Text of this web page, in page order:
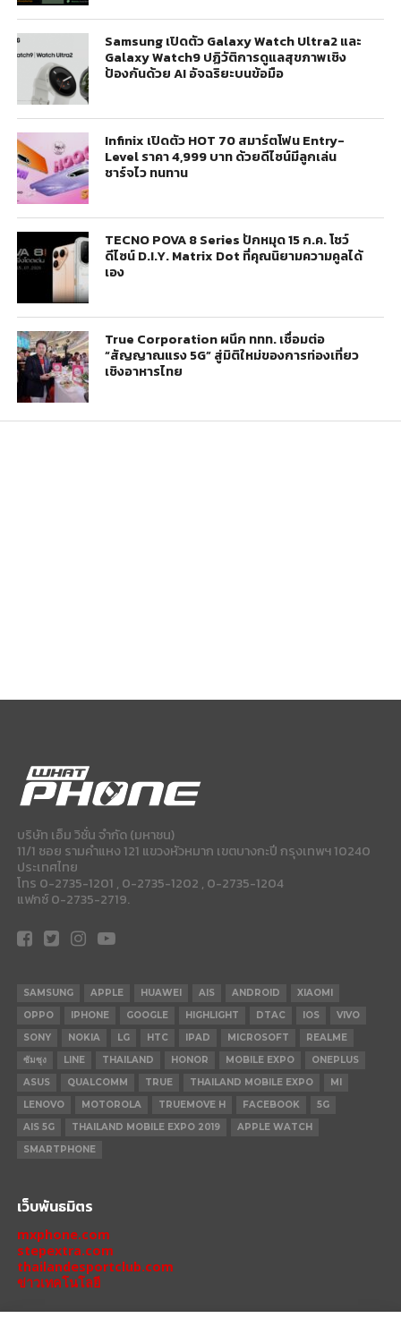
Samsung เปิดตัว Galaxy Watch Ultra2 และ
Galaxy Watch9 ปฏิวัติการดูแลสุขภาพเชิง
ป้องกันด้วย AI อัจฉริยะบนข้อมือ
Infinix เปิดตัว HOT 70 สมาร์ตโฟน Entry-
Level ราคา 4,999 บาท ด้วยดีไซน์มีลูกเล่น
ชาร์จไว ทนทาน
TECNO POVA 8 Series ปักหมุด 15 ก.ค. โชว์
ดีไซน์ D.I.Y. Matrix Dot ที่คุณนิยามความคูลได้
เอง
True Corporation ผนึก ททท. เชื่อมต่อ
“สัญญาณแรง 5G” สู่มิติใหม่ของการท่องเที่ยว
เชิงอาหารไทย
บริษัท เอ็ม วิชั่น จำกัด (มหาชน)
11/1 ซอย รามคำแหง 121 แขวงหัวหมาก เขตบางกะปี กรุงเทพฯ 10240
ประเทศไทย
โทร 0-2735-1201 , 0-2735-1202 , 0-2735-1204
แฟกซ์ 0-2735-2719.
SAMSUNG APPLE HUAWEI AIS ANDROID
XIAOMI
OPPO
IPHONE GOOGLE HIGHLIGHT DTAC IOS
VIVO
SONY
NOKIA LG HTC IPAD MICROSOFT
REALME
ซัมซุง
LINE THAILAND HONOR MOBILE EXPO
ONEPLUS
ASUS
QUALCOMM TRUE THAILAND MOBILE EXPO
MI
LENOVO
MOTOROLA TRUEMOVE H FACEBOOK
5G
AIS 5G
THAILAND MOBILE EXPO 2019
APPLE WATCH
SMARTPHONE
เว็บพันธมิตร
mxphone.com
stepextra.com
thailandesportclub.com
ข่าวเทคโนโลยี